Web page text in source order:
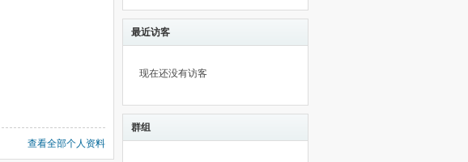
查看全部个人资料
最近访客
现在还没有访客
群组